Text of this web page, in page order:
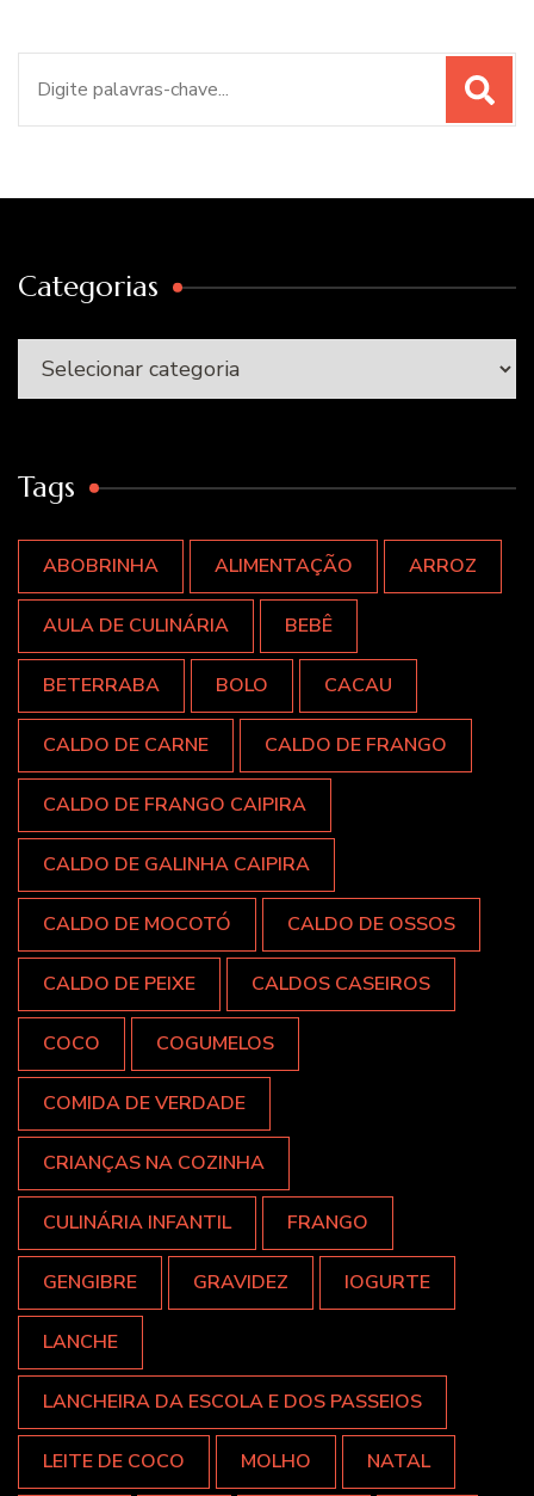
Categorias
Categorias
Tags
ABOBRINHA ALIMENTAÇÃO ARROZ
AULA DE CULINÁRIA BEBÊ
BETERRABA BOLO CACAU
CALDO DE CARNE CALDO DE FRANGO
CALDO DE FRANGO CAIPIRA
CALDO DE GALINHA CAIPIRA
CALDO DE MOCOTÓ CALDO DE OSSOS
CALDO DE PEIXE CALDOS CASEIROS
COCO COGUMELOS
COMIDA DE VERDADE
CRIANÇAS NA COZINHA
CULINÁRIA INFANTIL FRANGO
GENGIBRE GRAVIDEZ IOGURTE
LANCHE
LANCHEIRA DA ESCOLA E DOS PASSEIOS
LEITE DE COCO MOLHO NATAL